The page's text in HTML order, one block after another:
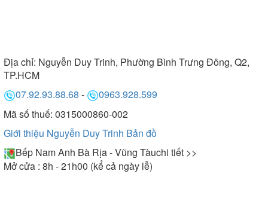
Địa chỉ: Nguyễn Duy Trinh, Phường Bình Trưng Đông, Q2,
TP.HCM
07.92.93.88.68 -
0963.928.599
Mã số thuế: 0315000860-002
Giới thiệu Nguyễn Duy Trinh Bản đồ
Bếp Nam Anh Bà Rịa - Vũng Tàuchi tiết >>
Mở cửa : 8h - 21h00 (kể cả ngày lễ)